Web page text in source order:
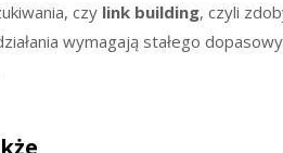
czy link building, czyli
wymagają stałego